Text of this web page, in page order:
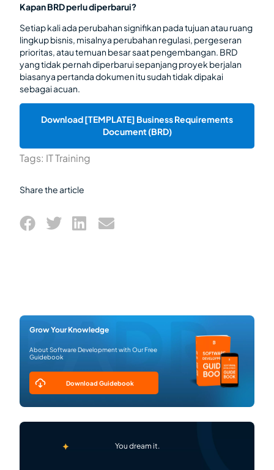
Kapan BRD perlu diperbarui?
Setiap kali ada perubahan signifikan pada tujuan atau ruang
lingkup bisnis, misalnya perubahan regulasi, pergeseran
prioritas, atau temuan besar saat pengembangan. BRD
yang tidak pernah diperbarui sepanjang proyek berjalan
biasanya pertanda dokumen itu sudah tidak dipakai
sebagai acuan.
Download [TEMPLATE] Business Requirements
Document (BRD)
Tags: IT Training
Share the article
Grow Your Knowledge
About Software Development with Our Free
Guidebook
Download Guidebook
You dream it.